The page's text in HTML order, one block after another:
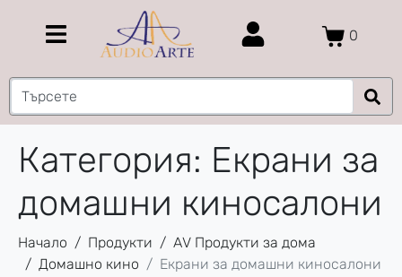
0
Категория: Екрани за
домашни киносалони
Начало Продукти
AV Продукти за дома
Домашно кино
Екрани за домашни киносалони